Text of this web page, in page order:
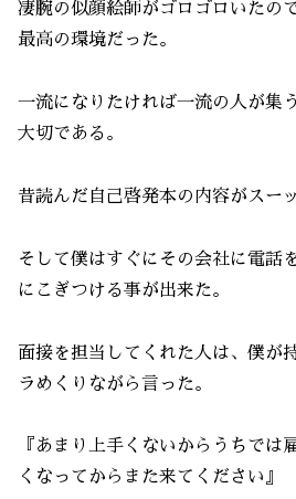
凄腕の似顔絵師がゴロゴロいたの
最高の環境だった。
一流になりたければ一流の人が集
大切である。
昔読んだ自己啓発本の内容がスー
そして僕はすぐにその会社に電話
にこぎつける事が出来た。
面接を担当してくれた人は、僕が
ラめくりながら言った。
『あまり上手くないからうちでは
くなってからまた来てください』